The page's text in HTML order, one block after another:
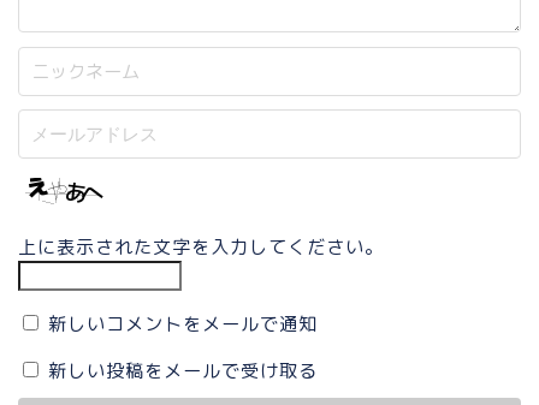
上に表示された文字を入力してください。
新しいコメントをメールで通知
新しい投稿をメールで受け取る